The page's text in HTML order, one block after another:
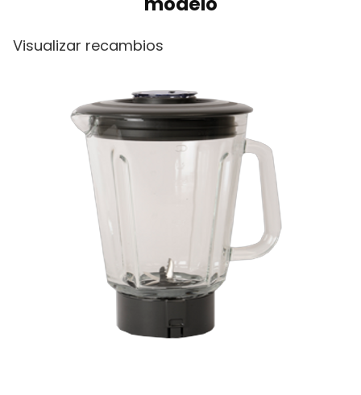
Visualizar recambios